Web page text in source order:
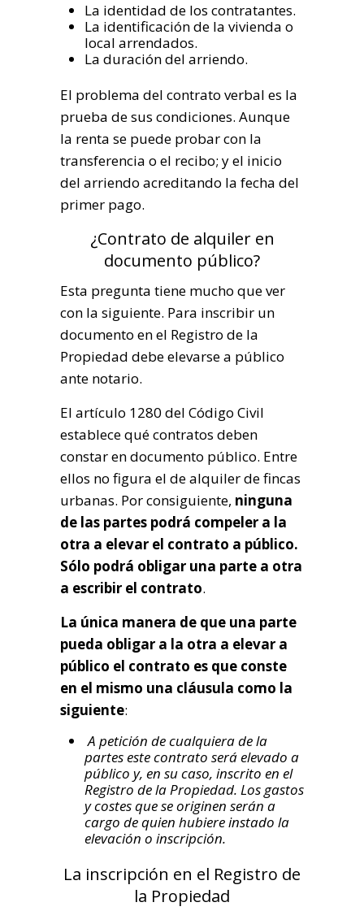
La identidad de los contratantes.
La identificación de la vivienda o
local arrendados.
La duración del arriendo.
El problema del contrato verbal es la
prueba de sus condiciones. Aunque
la renta se puede probar con la
transferencia o el recibo; y el inicio
del arriendo acreditando la fecha del
primer pago.
¿Contrato de alquiler en
documento público?
Esta pregunta tiene mucho que ver
con la siguiente. Para inscribir un
documento en el Registro de la
Propiedad debe elevarse a público
ante notario.
El artículo 1280 del Código Civil
establece qué contratos deben
constar en documento público. Entre
ellos no figura el de alquiler de fincas
urbanas. Por consiguiente, ninguna
de las partes podrá compeler a la
otra a elevar el contrato a público.
Sólo podrá obligar una parte a otra
a escribir el contrato.
La única manera de que una parte
pueda obligar a la otra a elevar a
público el contrato es que conste
en el mismo una cláusula como la
siguiente:
A petición de cualquiera de la
partes este contrato será elevado a
público y, en su caso, inscrito en el
Registro de la Propiedad. Los gastos
y costes que se originen serán a
cargo de quien hubiere instado la
elevación o inscripción.
La inscripción en el Registro de
la Propiedad